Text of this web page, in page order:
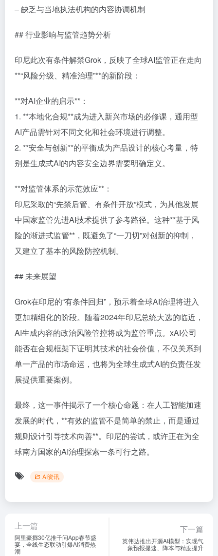
– 缺乏与当地执法机构的内容协调机制
## 行业影响与监管趋势分析
印尼此次有条件解禁Grok，反映了全球AI监管正在走向
**“风险分级、精准治理”**的新阶段：
**对AI企业的启示**：
1. **本地化合规**成为进入新兴市场的必修课，通用型
AI产品需针对不同文化和社会环境进行调整。
2. **安全与创新**的平衡成为产品设计的核心考量，特
别是生成式AI的内容安全边界需要明确定义。
**对监管体系的示范效应**：
印尼采取的“先禁后管、有条件开放”模式，为其他发展
中国家监管先进AI技术提供了参考路径。这种**基于风
险的渐进式监管**，既避免了“一刀切”对创新的抑制，
又建立了基本的风险防控机制。
## 未来展望
Grok在印尼的“有条件回归”，预示着全球AI治理将进入
更加精细化的阶段。随着2024年印尼总统大选的临近，
AI生成内容的政治风险管控将成为监管重点。xAI公司
能否在合规框架下证明其技术的社会价值，不仅关系到
单一产品的市场命运，也将为全球生成式AI的负责任发
展提供重要案例。
最终，这一事件揭示了一个核心命题：在人工智能加速
发展的时代，**有效的监管不是简单的禁止，而是通过
规则设计引导技术向善**。印尼的尝试，或许正在为全
球南方国家的AI治理探索一条可行之路。
AI资讯
上一篇
阿里豪掷30亿推千问App春节盛
宴，全线生态联动引爆AI消费热
潮
下一篇
英伟达推出开源AI模型：实现气
象预报提速、降本与精度提升